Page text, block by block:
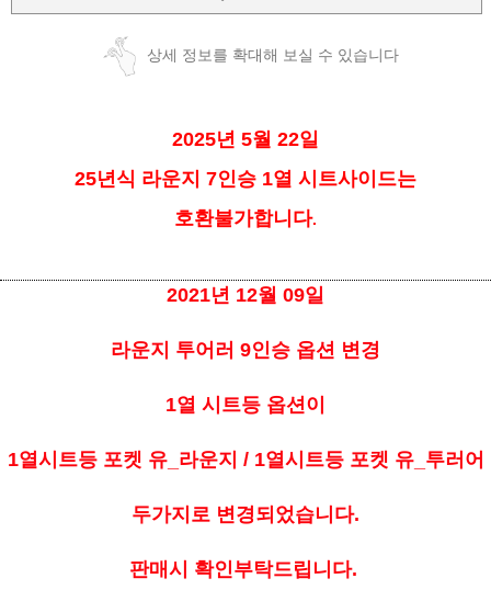
상세 정보를 확대해 보실 수 있습니다
2025년 5월 22일
25년식 라운지 7인승 1열 시트사이드는
호환불가합니다.
2021년 12월 09일
라운지 투어러 9인승 옵션 변경
1열 시트등 옵션이
1열시트등 포켓 유_라운지 / 1열시트등 포켓 유_투러어
두가지로 변경되었습니다.
판매시 확인부탁드립니다.